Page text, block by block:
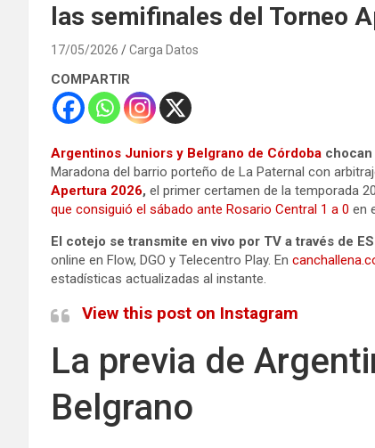
las semifinales del Torneo
17/05/2026 Carga Datos
COMPARTIR
Argentinos Juniors y Belgrano de Córdoba
Maradona del barrio porteño de La Paternal con
Apertura 2026, el primer certamen de la temporada
que consiguió el sábado ante Rosario Central 1 a 0 en
El cotejo se transmite en vivo por TV a través de
online en Flow, DGO y Telecentro Play. En
estadísticas actualizadas al instante.
View this post on Instagram
La previa de
Belgrano